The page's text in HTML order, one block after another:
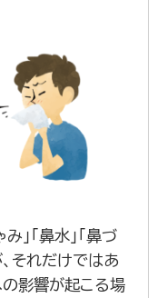
」「鼻水」「鼻づ
それだけではあ
の影響が起こる場